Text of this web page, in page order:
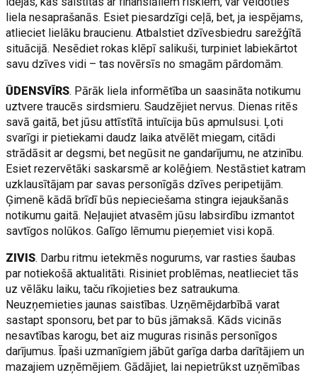
liela nesaprašanās. Esiet piesardzīgi ceļā, bet, ja iespējams,
atlieciet lielāku braucienu. Atbalstiet dzīvesbiedru sarežģītā
situācijā. Nesēdiet rokas klēpī salikuši, turpiniet labiekārtot
savu dzīves vidi – tas novērsīs no smagām pārdomām.
ŪDENSVĪRS. Pārāk liela informētība un saasināta notikumu
uztvere traucēs sirdsmieru. Saudzējiet nervus. Dienas ritēs
savā gaitā, bet jūsu attīstītā intuīcija būs apmulsusi. Ļoti
svarīgi ir pietiekami daudz laika atvēlēt miegam, citādi
strādāsit ar degsmi, bet negūsit ne gandarījumu, ne atzinību.
Esiet rezervētāki saskarsmē ar kolēģiem. Nestāstiet katram
uzklausītājam par savas personīgās dzīves peripetijām.
Ģimenē kādā brīdī būs nepieciešama stingra iejaukšanās
notikumu gaitā. Neļaujiet atvasēm jūsu labsirdību izmantot
savtīgos nolūkos. Galīgo lēmumu pieņemiet visi kopā.
ZIVIS. Darbu ritmu ietekmēs nogurums, var rasties šaubas
par notiekošā aktualitāti. Risiniet problēmas, neatlieciet tās
uz vēlāku laiku, taču rīkojieties bez satraukuma.
Neuzņemieties jaunas saistības. Uzņēmējdarbībā varat
sastapt sponsoru, bet par to būs jāmaksā. Kāds vicinās
nesavtības karogu, bet aiz muguras risinās personīgos
darījumus. Īpaši uzmanīgiem jābūt garīga darba darītājiem un
mazajiem uzņēmējiem. Gādājiet, lai nepietrūkst uzņēmības